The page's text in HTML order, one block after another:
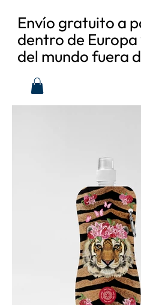
Envío gratuito a
dentro de
del mundo fuera